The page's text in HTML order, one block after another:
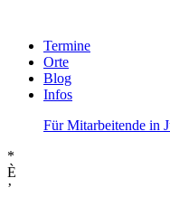
Termine
Orte
Blog
Infos
Für Mitarbeitende in
*
È
’